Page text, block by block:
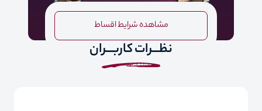
مشاهده شرایط اقساط
نظـــرات کاربـــران